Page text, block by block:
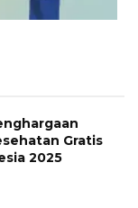
Gratis
2025